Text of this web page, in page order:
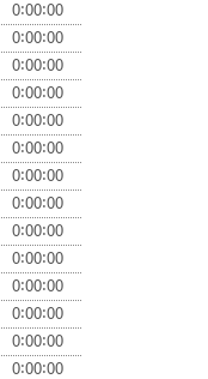
0:00:00
0:00:00
0:00:00
0:00:00
0:00:00
0:00:00
0:00:00
0:00:00
0:00:00
0:00:00
0:00:00
0:00:00
0:00:00
0:00:00